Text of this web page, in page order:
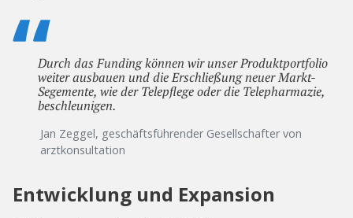
Durch das Funding können wir unser Produktportfolio
weiter ausbauen und die Erschließung neuer Markt-
Segemente, wie der Telepflege oder die Telepharmazie,
beschleunigen.
Jan Zeggel, geschäftsführender Gesellschafter von
arztkonsultation
Entwicklung und Expansion